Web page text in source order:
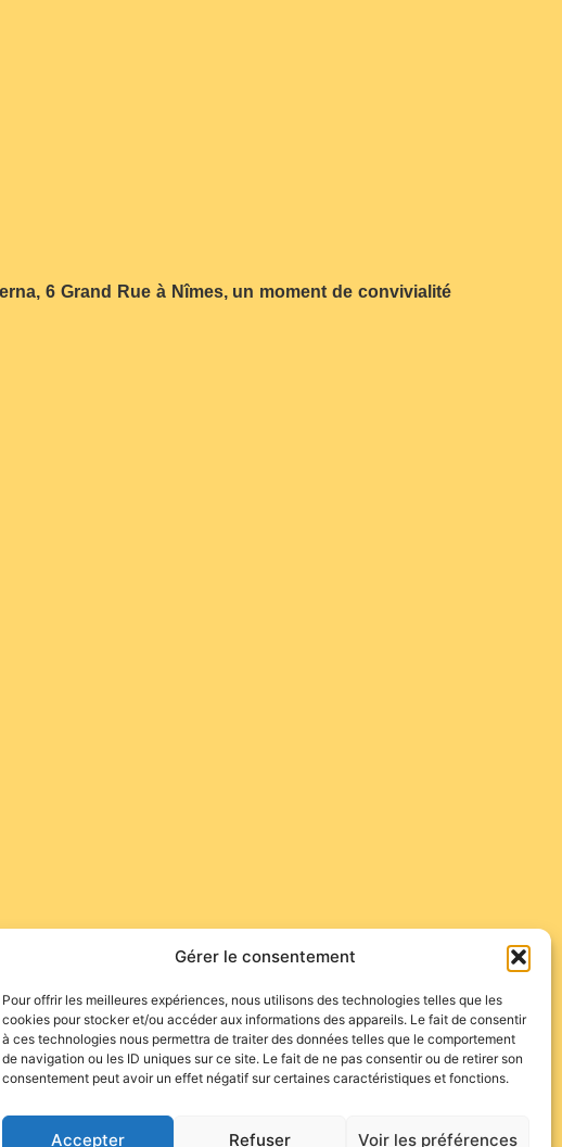
Gérer le consentement
Pour offrir les meilleures expériences, nous utilisons des technologies telles que les
cookies pour stocker et/ou accéder aux informations des appareils. Le fait de consentir
à ces technologies nous permettra de traiter des données telles que le comportement
de navigation ou les ID uniques sur ce site. Le fait de ne pas consentir ou de retirer son
consentement peut avoir un effet négatif sur certaines caractéristiques et fonctions.
Accepter Refuser Voir les préférences
6 Grand Rue à Nîmes, un moment de convivialité